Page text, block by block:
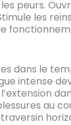
peurs.
les
dans le
intense
au